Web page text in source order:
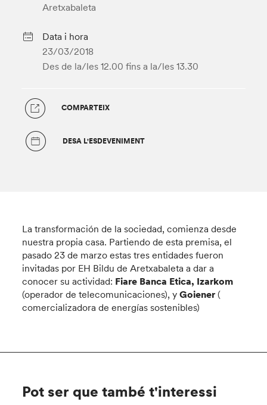
Aretxabaleta
Data i hora
23/03/2018
Des de la/les 12.00 fins a la/les 13.30
COMPARTEIX
DESA L'ESDEVENIMENT
La transformación de la sociedad, comienza desde
nuestra propia casa. Partiendo de esta premisa, el
pasado 23 de marzo estas tres entidades fueron
invitadas por EH Bildu de Aretxabaleta a dar a
conocer su actividad: Fiare Banca Etica, Izarkom
(operador de telecomunicaciones), yGoiener(
comercializadora de energías sostenibles)
Pot ser que també t'interessi